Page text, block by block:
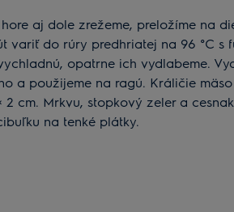
variť do rúry predhriatej na 96 °C s
opatrne ich vydlabeme.
a použijeme na ragú. Králičie
cm. Mrkvu, stopkový zeler a
na tenké plátky.